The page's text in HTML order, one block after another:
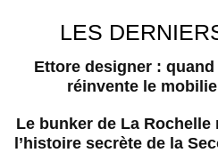
LES
Ettore designer : quand
réinvente le
Le bunker de La
l’histoire secrète de la